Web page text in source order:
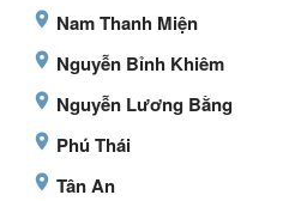
Nam Thanh Miện
Nguyễn Bỉnh Khiêm
Nguyễn Lương Bằng
Phú Thái
Tân An